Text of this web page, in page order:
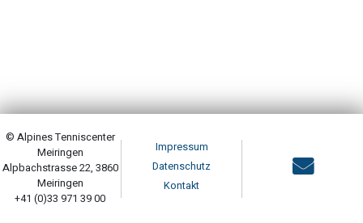
© Alpines Tenniscenter
Meiringen
Alpbachstrasse 22, 3860
Meiringen
+41 (0)33 971 39 00
Impressum
Datenschutz
Kontakt